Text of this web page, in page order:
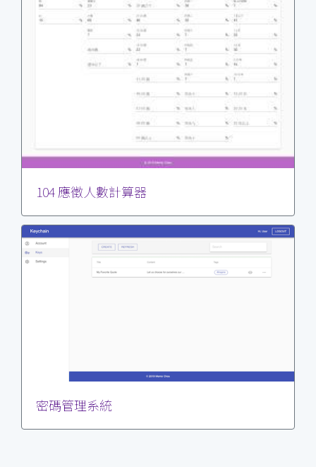
104 應徵人數計算器
密碼管理系統